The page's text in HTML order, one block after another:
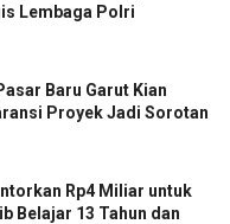
Lembaga Polri
Baru Garut Kian
Proyek Jadi Sorotan
Rp4 Miliar untuk
Belajar 13 Tahun dan